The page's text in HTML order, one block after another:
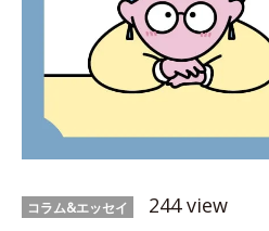
コラム&エッセイ 244 view